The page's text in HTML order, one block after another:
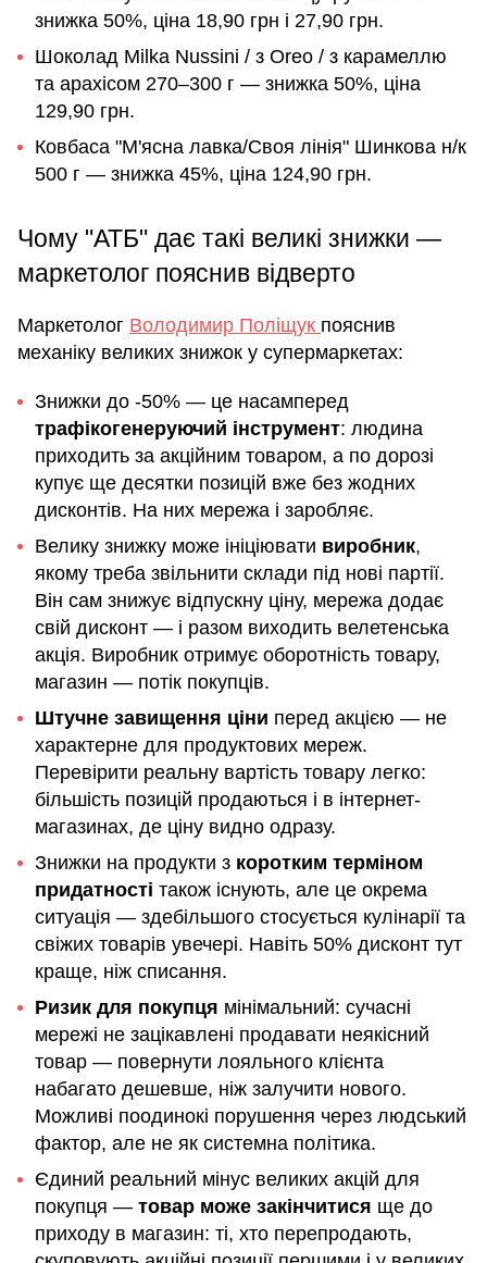
знижка 50%, ціна 18,90 грн і 27,90 грн.
Шоколад Milka Nussini / з Oreo / з карамеллю
та арахісом 270–300 г — знижка 50%, ціна
129,90 грн.
Ковбаса "М'ясна лавка/Своя лінія" Шинкова н/к
500 г — знижка 45%, ціна 124,90 грн.
Чому "АТБ" дає такі великі знижки —
маркетолог пояснив відверто
Маркетолог Володимир Поліщук пояснив
механіку великих знижок у супермаркетах:
Знижки до -50% — це насамперед
трафікогенеруючий інструмент: людина
приходить за акційним товаром, а по дорозі
купує ще десятки позицій вже без жодних
дисконтів. На них мережа і заробляє.
Велику знижку може ініціювати виробник,
якому треба звільнити склади під нові партії.
Він сам знижує відпускну ціну, мережа додає
свій дисконт — і разом виходить велетенська
акція. Виробник отримує оборотність товару,
магазин — потік покупців.
Штучне завищення ціни перед акцією — не
характерне для продуктових мереж.
Перевірити реальну вартість товару легко:
більшість позицій продаються і в інтернет-
магазинах, де ціну видно одразу.
Знижки на продукти з коротким терміном
придатності також існують, але це окрема
ситуація — здебільшого стосується кулінарії та
свіжих товарів увечері. Навіть 50% дисконт тут
краще, ніж списання.
Ризик для покупця мінімальний: сучасні
мережі не зацікавлені продавати неякісний
товар — повернути лояльного клієнта
набагато дешевше, ніж залучити нового.
Можливі поодинокі порушення через людський
фактор, але не як системна політика.
Єдиний реальний мінус великих акцій для
покупця — товар може закінчитися ще до
приходу в магазин: ті, хто перепродають,